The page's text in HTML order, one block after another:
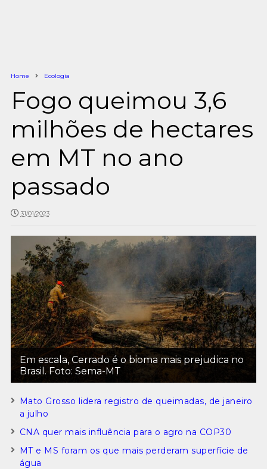
Home Ecologia
Fogo queimou 3,6
milhões de hectares
em MT no ano
passado
31/01/2023
Em escala, Cerrado é o bioma mais prejudica no
Brasil. Foto: Sema-MT
Mato Grosso lidera registro de queimadas, de janeiro
a julho
CNA quer mais influência para o agro na COP30
MT e MS foram os que mais perderam superfície de
água